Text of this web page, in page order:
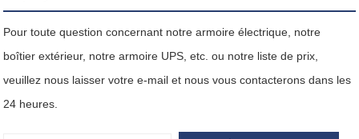
Pour toute question concernant notre armoire électrique, notre
boîtier extérieur, notre armoire UPS, etc. ou notre liste de prix,
veuillez nous laisser votre e-mail et nous vous contacterons dans les
24 heures.